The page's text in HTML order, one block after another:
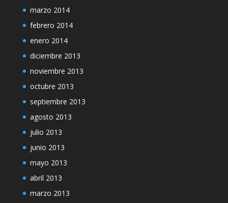
marzo 2014
febrero 2014
enero 2014
diciembre 2013
noviembre 2013
octubre 2013
septiembre 2013
agosto 2013
julio 2013
junio 2013
mayo 2013
abril 2013
marzo 2013